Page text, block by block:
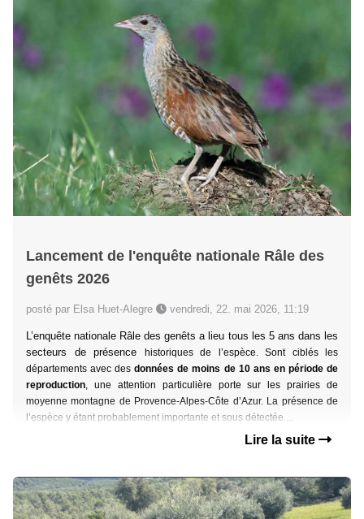
Lancement de l'enquête nationale Râle des
genêts 2026
posté par Elsa Huet-Alegre vendredi, 22. mai 2026, 11:19
L’enquête nationale Râle des genêts a lieu tous les 5 ans dans les
secteurs de présence
historiques de l’espèce. Sont ciblés les
départements avec desdonnées de moins de 10 ans en période de
reproduction, une attention particulière porte sur les prairies de
moyenne montagne de Provence-Alpes-Côte d’Azur. La présence de
l’espèce y étant probablement importante et sous détectée....
Lire la suite